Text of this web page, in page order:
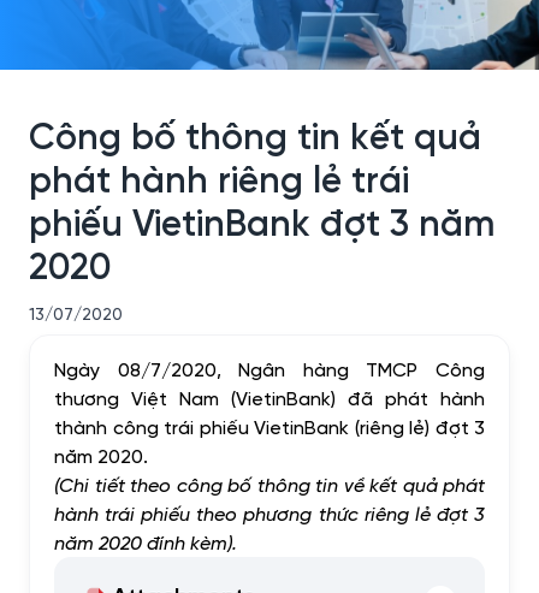
Công bố thông tin kết quả
phát hành riêng lẻ trái
phiếu VietinBank đợt 3 năm
2020
13/07/2020
Ngày 08/7/2020, Ngân hàng TMCP Công
thương Việt Nam (VietinBank) đã phát hành
thành công trái phiếu VietinBank (riêng lẻ) đợt 3
năm 2020.
(Chi tiết theo công bố thông tin về kết quả phát
hành trái phiếu theo phương thức riêng lẻ đợt 3
năm 2020 đính kèm).